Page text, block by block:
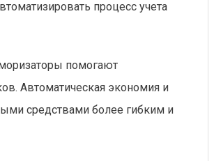
процесс учета
помогают
Автоматическая экономия и
средствами более гибким и